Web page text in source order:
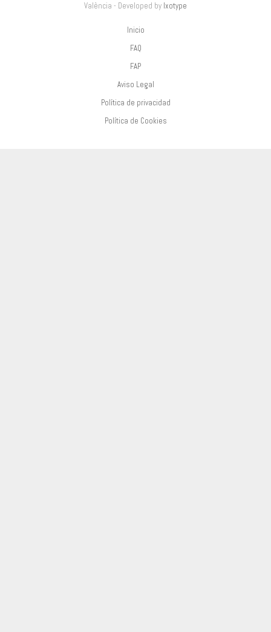
València - Developed by Ixotype
Inicio
FAQ
FAP
Aviso Legal
Política de privacidad
Política de Cookies